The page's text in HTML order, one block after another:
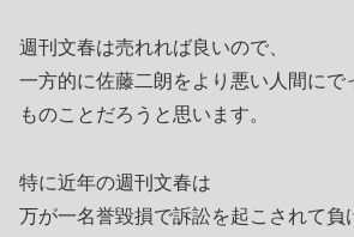
週刊文春は売れれば良いので、
一方的に佐藤二朗をより悪い人間にで
ものことだろうと思います。
特に近年の週刊文春は
万が一名誉毀損で訴訟を起こされて負